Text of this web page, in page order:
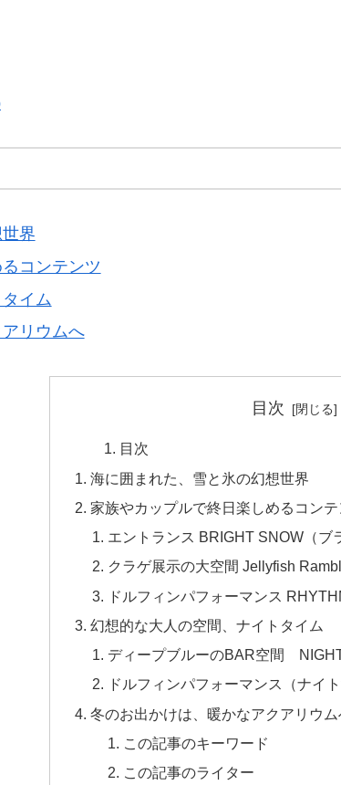
界
コンテンツ
イム
リウムへ
目次
目次
海に囲まれた、雪と氷の幻想世界
家族やカップルで終日楽しめるコンテ
エントランス BRIGHT SNOW（ブ
クラゲ展示の大空間 Jellyfish
ドルフィンパフォーマンス
幻想的な大人の空間、ナイトタイム
ディープブルーのBAR空間
ドルフィンパフォーマンス（ナイ
冬のお出かけは、暖かなアクアリウム
この記事のキーワード
この記事のライター